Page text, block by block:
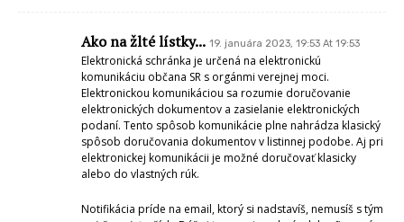
Ako na žlté lístky... 19. januára 2023, 19:53 At 19:53
Elektronická schránka je určená na elektronickú
komunikáciu občana SR s orgánmi verejnej moci.
Elektronickou komunikáciou sa rozumie doručovanie
elektronických dokumentov a zasielanie elektronických
podaní. Tento spôsob komunikácie plne nahrádza klasický
spôsob doručovania dokumentov v listinnej podobe. Aj pri
elektronickej komunikácii je možné doručovať klasicky
alebo do vlastných rúk.
Notifikácia príde na email, ktorý si nadstavíš, nemusíš s tým